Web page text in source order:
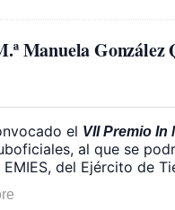
Manuela González
el VII Premio In
al que se
EMIES, del Ejército de